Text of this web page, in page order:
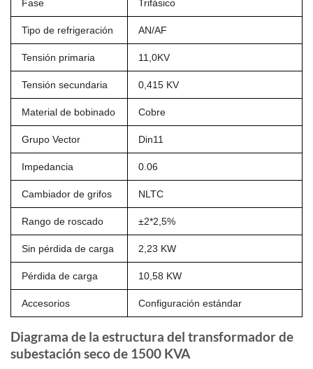
Fase Trifásico
Tipo de refrigeración AN/AF
Tensión primaria 11,0KV
Tensión secundaria 0,415 KV
Material de bobinado Cobre
Grupo Vector Din11
Impedancia 0.06
Cambiador de grifos NLTC
Rango de roscado ±2*2,5%
Sin pérdida de carga 2,23 KW
Pérdida de carga 10,58 KW
Accesorios Configuración estándar
Diagrama de la estructura del transformador de
subestación seco de 1500 KVA